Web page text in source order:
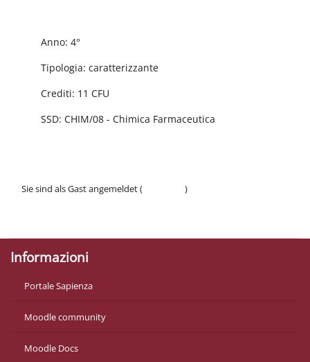
Anno: 4°
Tipologia: caratterizzante
Crediti: 11 CFU
SSD: CHIM/08 - Chimica Farmaceutica
Sie sind als Gast angemeldet (
)
Informazioni
Portale Sapienza
Moodle community
Moodle Docs